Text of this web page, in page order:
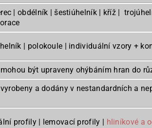
| obdélník | šestiúhelník | kříž |
perforace
| polokoule | individuální vzory +
mohou být upraveny ohýbáním hran do
vyrobeny a dodány v nestandardních a
profily | lemovací profily | hliníkové a